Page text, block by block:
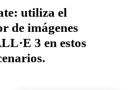
utiliza el
de imágenes
3 en estos